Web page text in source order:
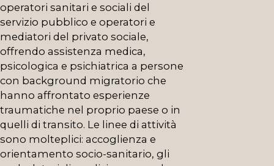
operatori sanitari e sociali del
servizio pubblico e operatori e
mediatori del privato sociale,
offrendo assistenza medica,
psicologica e psichiatrica a persone
con background migratorio che
hanno affrontato esperienze
traumatiche nel proprio paese o in
quelli di transito. Le linee di attività
sono molteplici: accoglienza e
orientamento socio-sanitario, gli